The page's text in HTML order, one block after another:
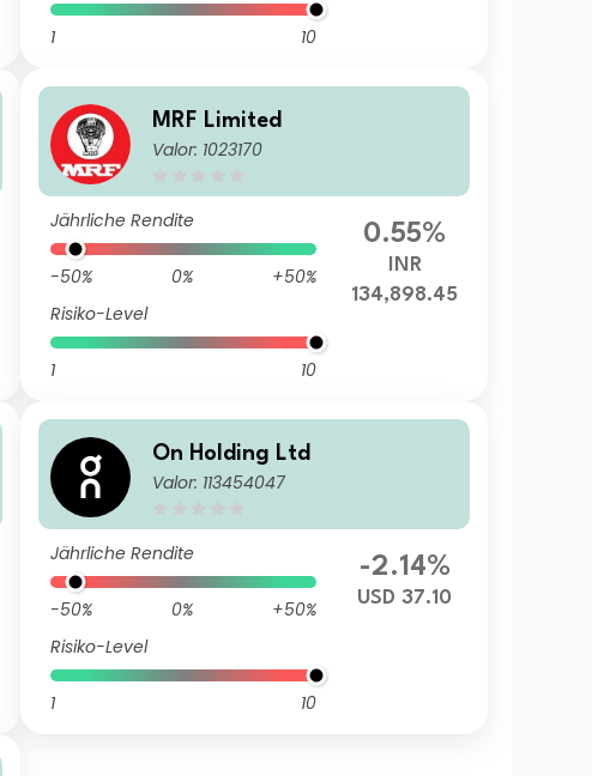
1 10
MRF Limited
Valor: 1023170
Jährliche Rendite
-50% 0%
+50%
Risiko-Level
1 10
0.55%
INR
134,898.45
On Holding Ltd
Valor: 113454047
Jährliche Rendite
-50% 0%
+50%
Risiko-Level
1 10
-2.14%
USD 37.10